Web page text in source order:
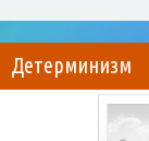
Детерминизм